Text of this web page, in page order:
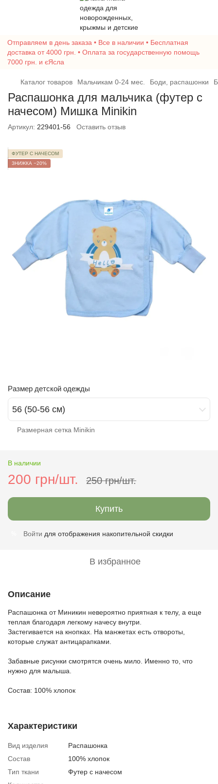
Отправляем в день заказа • Все в наличии • Бесплатная
доставка от 4000 грн. • Оплата за государственную помощь
7000 грн. и єЯсла
Каталог товаров Мальчикам 0-24 мес. Боди, распашонки
Распашонка для мальчика (футер с
начесом) Мишка Minikin
Артикул: 229401-56 Оставить отзыв
ФУТЕР С НАЧЕСОМ
ЗНИЖКА −20%
Размер детской одежды
56 (50-56 см)
Размерная сетка Minikin
В наличии
200 грн/шт. 250 грн/шт.
Купить
Войти для отображения накопительной скидки
В избранное
Описание
Распашонка от Миникин невероятно приятная к телу, а еще
теплая благодаря легкому начесу внутри.
Застегивается на кнопках. На манжетах есть отвороты,
которые служат антицарапками.
Забавные рисунки смотрятся очень мило. Именно то, что
нужно для малыша.
Состав: 100% хлопок
Характеристики
Вид изделия
Распашонка
Состав
100% хлопок
Тип ткани
Футер с начесом